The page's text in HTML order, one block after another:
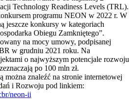
Technology Readiness Levels (TRL).
programu NEON w 2022 r. W
jeszcze konkursy w kategoriach
Obiegu Zamkniętego”.
na mocy umowy, podpisanej
w grudniu 2021 roku. Na
o najwyższym potencjale rozwoju
po 100 mln zł.
można znaleźć na stronie internetowej
i Rozwoju pod linkiem:
neon-ii